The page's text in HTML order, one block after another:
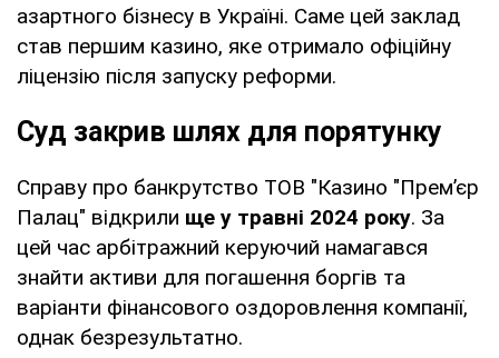
азартного бізнесу в Україні. Саме цей заклад
став першим казино, яке отримало офіційну
ліцензію після запуску реформи.
Суд закрив шлях для порятунку
Справу про банкрутство ТОВ "Казино "Прем’єр
Палац" відкрили ще у травні 2024 року. За
цей час арбітражний керуючий намагався
знайти активи для погашення боргів та
варіанти фінансового оздоровлення компанії,
однак безрезультатно.